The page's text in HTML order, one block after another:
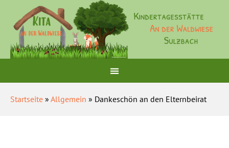
Startseite » Allgemein » Dankeschön an den Elternbeirat